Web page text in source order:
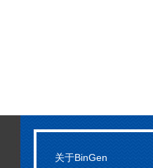
关于BinGen